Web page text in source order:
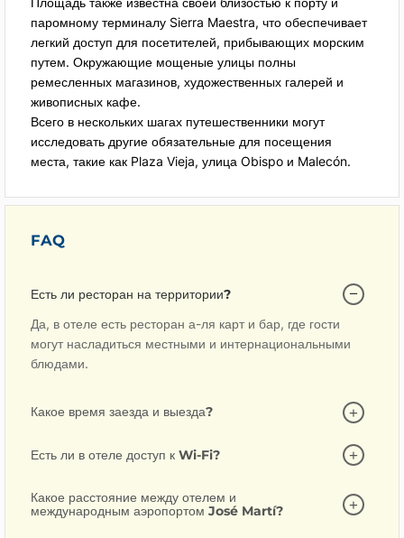
паромному терминалу Sierra Maestra, что обеспечивает
легкий доступ для посетителей, прибывающих морским
путем. Окружающие мощеные улицы полны
ремесленных магазинов, художественных галерей и
живописных кафе.
Всего в нескольких шагах путешественники могут
исследовать другие обязательные для посещения
места, такие как Plaza Vieja, улица Obispo и Malecón.
FAQ
Есть ли ресторан на территории?
Да, в отеле есть ресторан а-ля карт и бар, где гости
могут насладиться местными и интернациональными
блюдами.
Какое время заезда и выезда?
Есть ли в отеле доступ к Wi-Fi?
Какое расстояние между отелем и
международным аэропортом José Martí?